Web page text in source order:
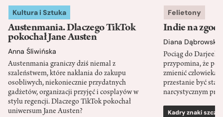
Kultura i Sztuka
Austenmania. Dlaczego TikTok
pokochał Jane Austen
Anna Śliwińska
Austenmania graniczy dziś niemal z
szaleństwem, które nakłania do zakupu
osobliwych, niekoniecznie przydatnych
gadżetów, organizacji przyjęć i cosplayów w
stylu regencji. Dlaczego TikTok pokochał
uniwersum Jane Austen?
Felietony
Indie na
Diana Dąbrowska
Pociąg do
przypomina, że
zmienić człowieka
przestanie być
narcystycznym
Kadry znaki